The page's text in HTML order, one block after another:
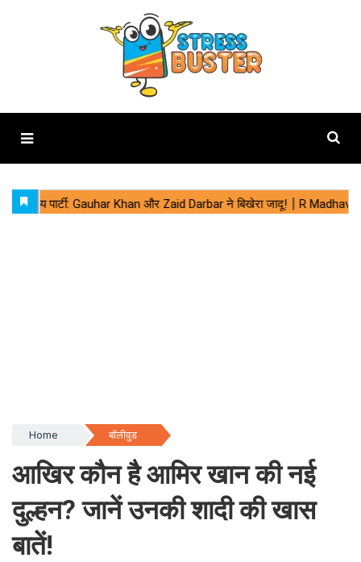
Home बॉलीवुड
आखिर कौन है आमिर खान की नई
दुल्हन? जानें उनकी शादी की खास
बातें!